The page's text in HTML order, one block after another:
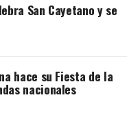
San Cayetano y se
hace su Fiesta de la
nacionales